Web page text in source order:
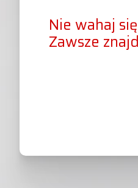
Nie wahaj
Zawsze